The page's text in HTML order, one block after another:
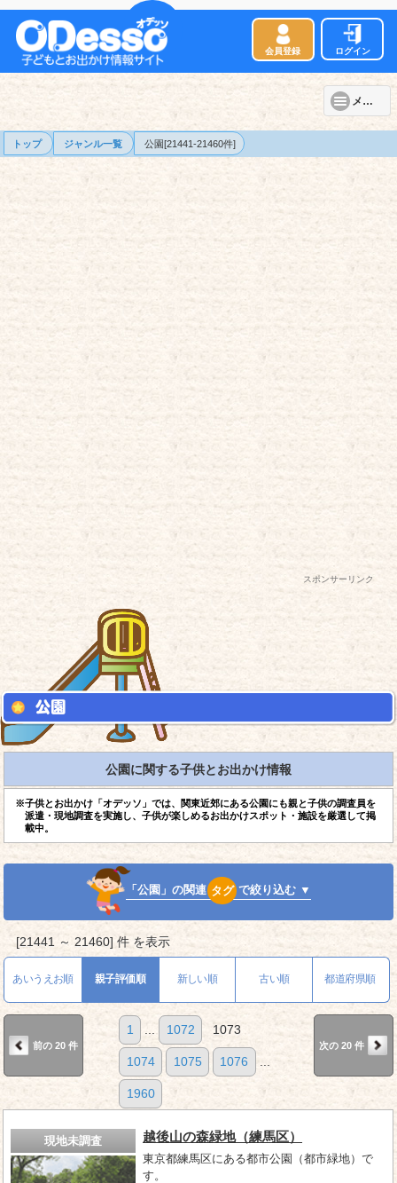
会員登録 ログイン
メニュー
トップ ジャンル一覧 公園[21441-21460件]
スポンサーリンク
公園に関する子供とお出かけ情報
※子供とお出かけ「オデッソ」では、関東近郊にある公園にも親と子供の調査員を
派遣・現地調査を実施し、子供が楽しめるお出かけスポット・施設を厳選して掲
載中。
「公園」の関連 タグ で絞り込む ▼
[21441 ～ 21460] 件 を表示
あいうえお順 親子評価順 新しい順 古い順 都道府県順
前の 20 件
1 ... 1072 1073
1074 1075 1076 ...
1960
次の 20 件
現地未調査 越後山の森緑地（練馬区）
東京都練馬区にある都市公園（都市緑地）で
す。